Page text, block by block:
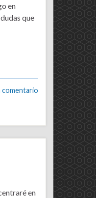
en
que
comentario
en